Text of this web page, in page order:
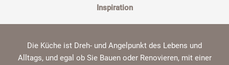
Inspiration
Die Küche ist Dreh- und Angelpunkt des Lebens und
Alltags, und egal ob Sie Bauen oder Renovieren, mit einer